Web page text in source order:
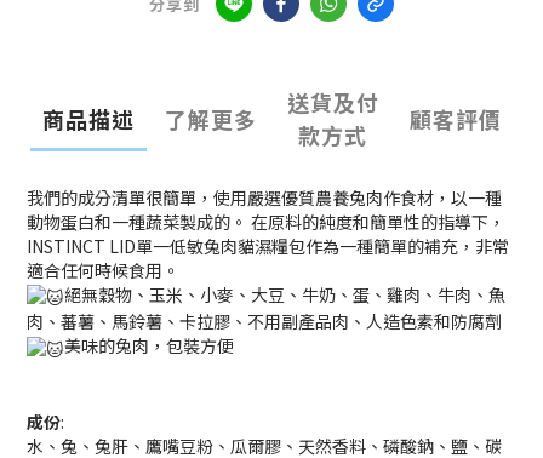
商品描述 了解更多
送貨及付
款方式
顧客評價
我們的成分清單很簡單，使用嚴選優質農養兔肉作食材，以一種
動物蛋白和一種蔬菜製成的。 在原料的純度和簡單性的指導下，
INSTINCT LID單一低敏兔肉貓濕糧包作為一種簡單的補充，非常
適合任何時候食用。
絕無穀物、玉米、小麥、大豆、牛奶、蛋、雞肉、牛肉、魚
肉、蕃薯、馬鈴薯、卡拉膠、不用副產品肉、人造色素和防腐劑
美味的兔肉，包裝方便
成份:
水、兔、兔肝、鷹嘴豆粉、瓜爾膠、天然香料、磷酸鈉、鹽、碳